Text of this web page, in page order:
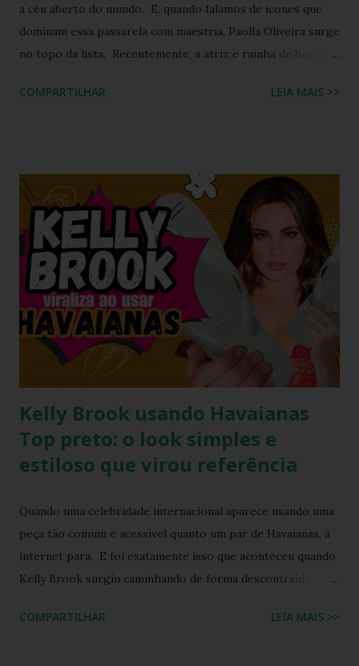
a céu aberto do mundo. E, quando falamos de ícones que
dominam essa passarela com maestria, Paolla Oliveira surge
no topo da lista. Recentemente, a atriz e rainha de bateria
preparação para o Camarote Havaianas , na Sapucaí. Com o
matéria, mergulhamos nos detalhes técnicos e estéticos do
look, com foco especial no calçado que desafiou as leis da
gravidade e da moda: o salto plataforma construído com
Havaianas . A ironia da "Basiquinha": O figurino de joias
Antes de chegarmos aos pés, precisamos falar sobre a
armadura de brilho que Paolla ostentou. O conjunto,
composto por um top e uma minissaia, não era apenas
"bordado", mas sim uma escultura de pedrarias
multicoloridas . ...
COMPARTILHAR LEIA MAIS >>
Kelly Brook usando Havaianas
Top preto: o look simples e
estiloso que virou referência
Quando uma celebridade internacional aparece usando uma
peça tão comum e acessível quanto um par de Havaianas, a
internet para. E foi exatamente isso que aconteceu quando
Kelly Brook surgiu caminhando de forma descontraída
que se tornou rapidamente uma inspiração para fãs de
COMPARTILHAR LEIA MAIS >>